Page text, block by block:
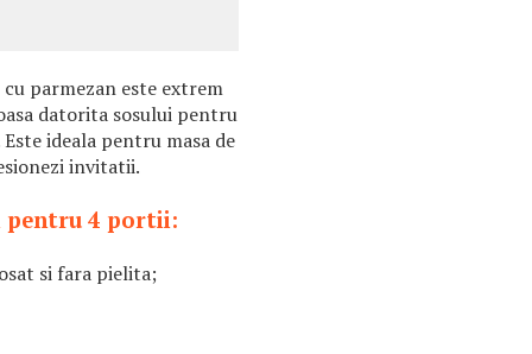
parmezan este extrem
datorita sosului pentru
ideala pentru masa de
invitatii.
4 portii:
si fara pielita;